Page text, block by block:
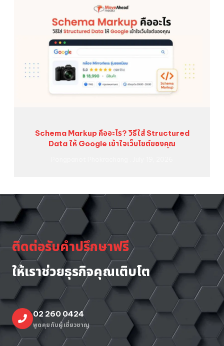
Schema Markup คืออะไร? วิธีใส่ Structured
Data ให้ Google เข้าใจเว็บไซต์ของคุณ
ติดต่อรับคำปรึกษาฟรี
ให้เราช่วยธุรกิจคุณเติบโต
02 260 0424
พูดคุยกับผู้เชี่ยวชาญ